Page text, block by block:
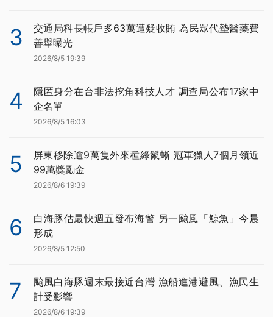
3
交通局科長帳戶多63萬遭疑收賄 為民眾代墊醫藥費
善舉曝光
2026/8/5 19:39
4
隱匿身分在台非法挖角科技人才 調查局公布17家中
企名單
2026/8/5 16:03
5
屏東移除逾9萬隻外來種綠鬣蜥 冠軍獵人7個月領近
99萬獎勵金
2026/8/6 19:39
6
白海豚估最快週五發布海警 另一颱風「鯨魚」今晨
形成
2026/8/5 12:50
7
颱風白海豚週末最接近台灣 漁船進港避風、漁民生
計受影響
2026/8/6 19:39